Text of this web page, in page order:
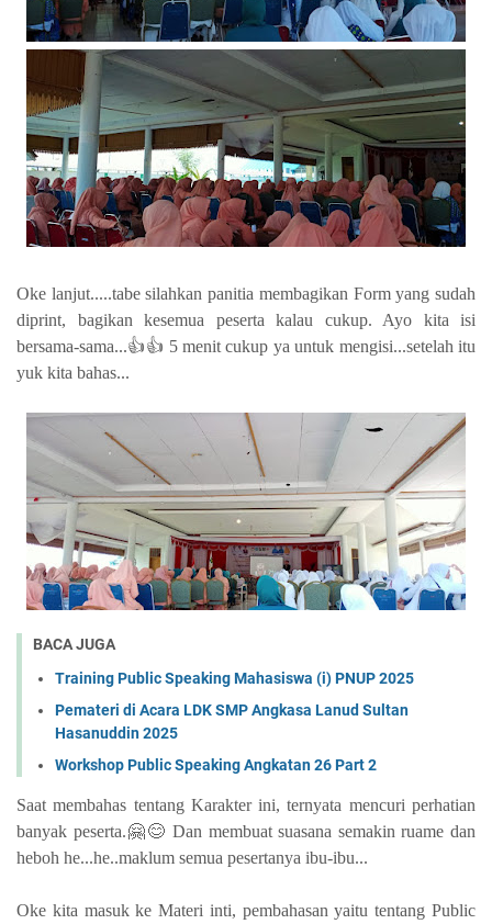
Oke lanjut.....tabe silahkan panitia membagikan Form yang sudah
diprint, bagikan kesemua peserta kalau cukup. Ayo kita isi
bersama-sama...👍👍 5 menit cukup ya untuk mengisi...setelah itu
yuk kita bahas...
BACA JUGA
Training Public Speaking Mahasiswa (i) PNUP 2025
Pemateri di Acara LDK SMP Angkasa Lanud Sultan
Hasanuddin 2025
Workshop Public Speaking Angkatan 26 Part 2
Saat membahas tentang Karakter ini, ternyata mencuri perhatian
banyak peserta.🤗😊 Dan membuat suasana semakin ruame dan
heboh he...he..maklum semua pesertanya ibu-ibu...
Oke kita masuk ke Materi inti, pembahasan yaitu tentang Public